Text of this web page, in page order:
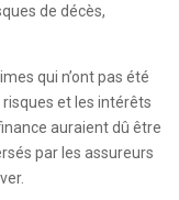
de décès,
qui n’ont pas été
et les intérêts
auraient dû être
par les assureurs